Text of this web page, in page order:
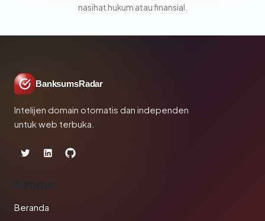
nasihat hukum atau finansial.
BanksumsRadar
Intelijen domain otomatis dan independen
untuk web terbuka.
PRODUK
Beranda